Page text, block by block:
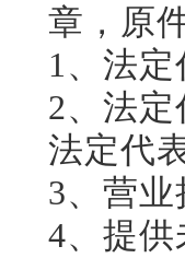
章 ，原
1、法
2、 法定
法定代
3、营
4、提供